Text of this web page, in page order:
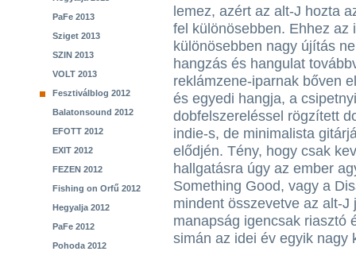
PaFe 2013
Sziget 2013
SZIN 2013
VOLT 2013
Fesztiválblog 2012
Balatonsound 2012
EFOTT 2012
EXIT 2012
FEZEN 2012
Fishing on Orfű 2012
Hegyalja 2012
PaFe 2012
Pohoda 2012
lemez, azért az alt-J hozta
fel különösebben. Ehhez az
különösebben nagy újítás
hangzás és hangulat
reklámzene-iparnak bőven
és egyedi hangja, a
dobfelszereléssel rögzített
indie-s, de minimalista
elődjén. Tény, hogy csak
hallgatásra úgy az ember
Something Good, vagy a
mindent összevetve az alt-
manapság igencsak riasztó
simán az idei év egyik nagy